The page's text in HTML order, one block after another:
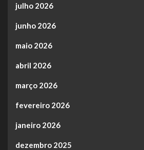
julho 2026
junho 2026
maio 2026
abril 2026
março 2026
fevereiro 2026
janeiro 2026
dezembro 2025